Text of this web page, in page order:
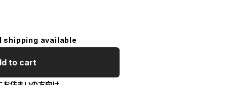
shipping available
to cart